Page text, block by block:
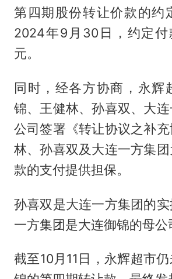
第四期股份转让价款的约
2024年9月30日，约定
元。
同时，经各方协商，永辉
锦、王健林、孙喜双、大
公司签署《转让协议之补
林、孙喜双及大连一方集
款的支付提供担保。
孙喜双是大连一方集团的
一方集团是大连御锦的母公
截至10月11日，永辉超市